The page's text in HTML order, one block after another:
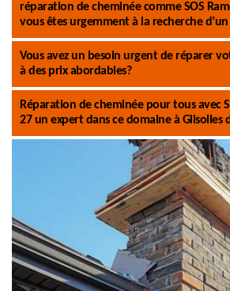
réparation de cheminée comme SOS
vous êtes urgemment à la recherche d’un
Vous avez un besoin urgent de réparer
à des prix abordables?
Réparation de cheminée pour tous avec
27 un expert dans ce domaine à Glisolles